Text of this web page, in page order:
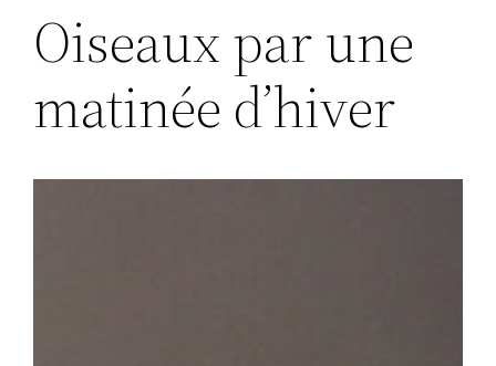
Oiseaux par une
matinée d’hiver